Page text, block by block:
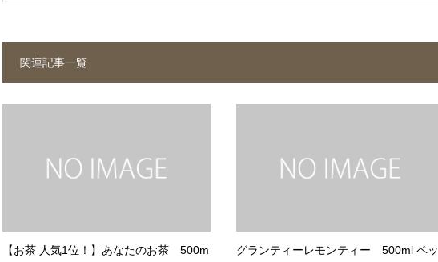
関連記事一覧
【お茶 人気1位！】あなたのお茶 500m
グランティーレモンティー 500ml ペッ